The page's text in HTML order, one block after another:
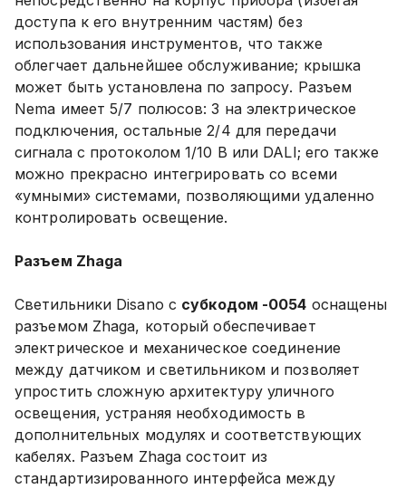
доступа к его внутренним частям) без
использования инструментов, что также
облегчает дальнейшее обслуживание; крышка
может быть установлена ​​по запросу. Разъем
Nema имеет 5/7 полюсов: 3 на электрическое
подключения, остальные 2/4 для передачи
сигнала с протоколом 1/10 В или DALI; его также
можно прекрасно интегрировать со всеми
«умными» системами, позволяющими удаленно
контролировать освещение.
Разъем Zhaga
Светильники Disano с субкодом -0054 оснащены
разъемом Zhaga, который обеспечивает
электрическое и механическое соединение
между датчиком и светильником и позволяет
упростить сложную архитектуру уличного
освещения, устраняя необходимость в
дополнительных модулях и соответствующих
кабелях. Разъем Zhaga состоит из
стандартизированного интерфейса между